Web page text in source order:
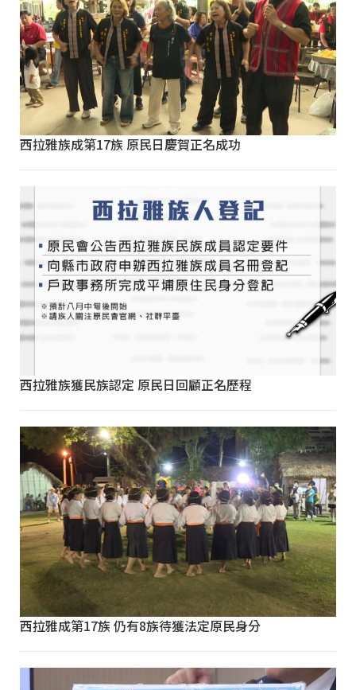
西拉雅族成第17族 原民日慶賀正名成功
西拉雅族獲民族認定 原民日回顧正名歷程
西拉雅成第17族 仍有8族待獲法定原民身分